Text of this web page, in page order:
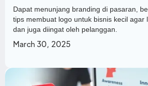
Dapat menunjang branding di pasaran,
tips membuat logo untuk bisnis kecil agar
dan juga diingat oleh pelanggan.
March 30, 2025